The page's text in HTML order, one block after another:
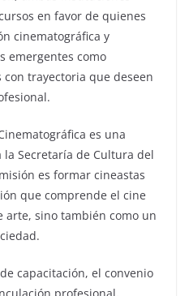
en favor de quienes
cinematográfica y
emergentes como
trayectoria que deseen
es una
Secretaría de Cultura del
es formar cineastas
que comprende el cine
arte, sino también como un
capacitación, el convenio